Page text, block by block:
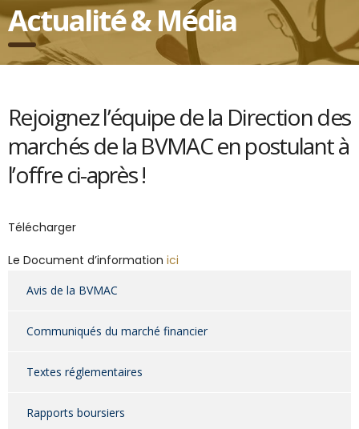
Actualité & Média
Rejoignez l’équipe de la Direction des
marchés de la BVMAC en postulant à
l’offre ci-après !
Télécharger
Le Document d’information ici
Avis de la BVMAC
Communiqués du marché financier
Textes réglementaires
Rapports boursiers